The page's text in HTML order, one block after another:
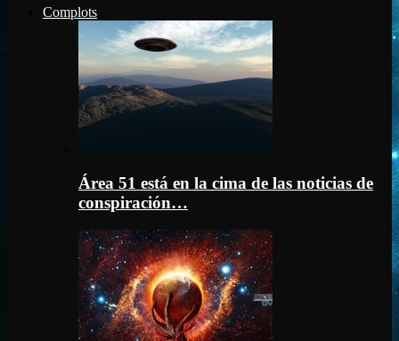
Complots
Área 51 está en la cima de las noticias de
conspiración…